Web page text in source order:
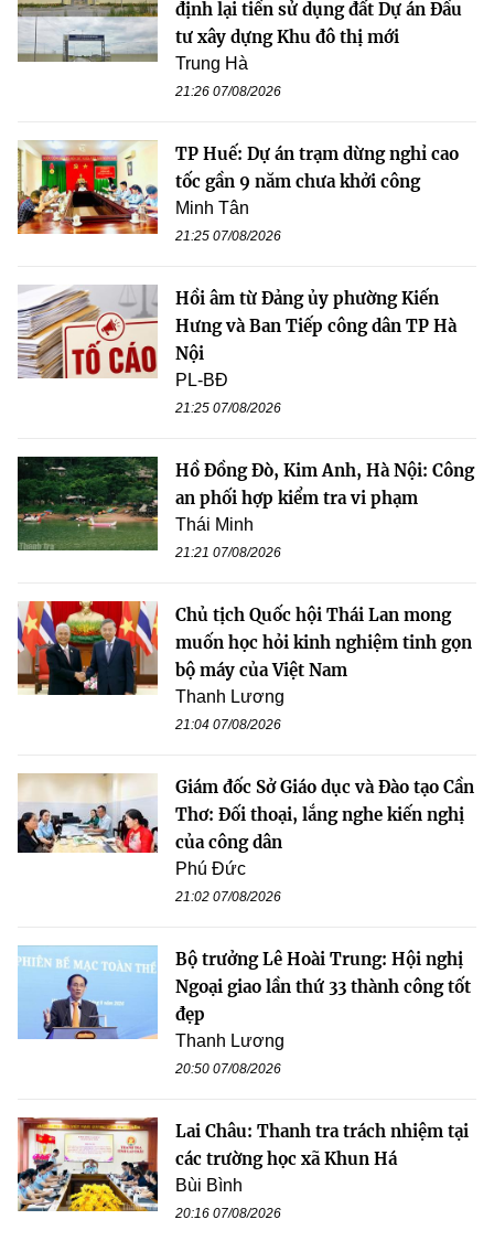
định lại tiền sử dụng đất Dự án Đầu
tư xây dựng Khu đô thị mới
Trung Hà
21:26 07/08/2026
TP Huế: Dự án trạm dừng nghỉ cao
tốc gần 9 năm chưa khởi công
Minh Tân
21:25 07/08/2026
Hồi âm từ Đảng ủy phường Kiến
Hưng và Ban Tiếp công dân TP Hà
Nội
PL-BĐ
21:25 07/08/2026
Hồ Đồng Đò, Kim Anh, Hà Nội: Công
an phối hợp kiểm tra vi phạm
Thái Minh
21:21 07/08/2026
Chủ tịch Quốc hội Thái Lan mong
muốn học hỏi kinh nghiệm tinh gọn
bộ máy của Việt Nam
Thanh Lương
21:04 07/08/2026
Giám đốc Sở Giáo dục và Đào tạo Cần
Thơ: Đối thoại, lắng nghe kiến nghị
của công dân
Phú Đức
21:02 07/08/2026
Bộ trưởng Lê Hoài Trung: Hội nghị
Ngoại giao lần thứ 33 thành công tốt
đẹp
Thanh Lương
20:50 07/08/2026
Lai Châu: Thanh tra trách nhiệm tại
các trường học xã Khun Há
Bùi Bình
20:16 07/08/2026